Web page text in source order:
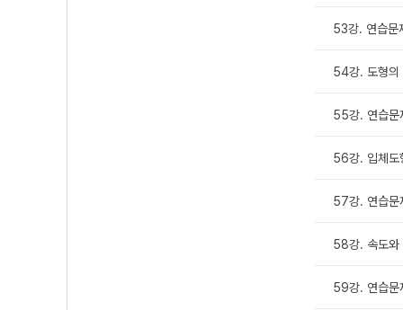
53강. 연습문
54강. 도형의
55강. 연습문
56강. 입체도
57강. 연습문
58강. 속도와
59강. 연습